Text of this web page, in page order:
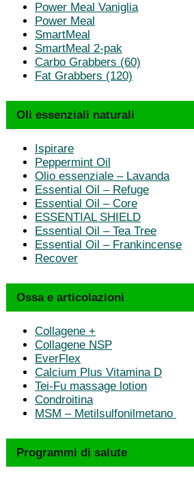
Power Meal Vaniglia
Power Meal
SmartMeal
SmartMeal 2-pak
Carbo Grabbers (60)
Fat Grabbers (120)
Oli essenziali naturali
Ispirare
Peppermint Oil
Olio essenziale – Lavanda
Essential Oil – Refuge
Essential Oil – Core
ESSENTIAL SHIELD
Essential Oil – Tea Tree
Essential Oil – Frankincense
Recover
Ossa e articolazioni
Collagene +
Collagene NSP
EverFlex
Calcium Plus Vitamina D
Tei-Fu massage lotion
Condroitina
MSM – Metilsulfonilmetano
Programmi di salute